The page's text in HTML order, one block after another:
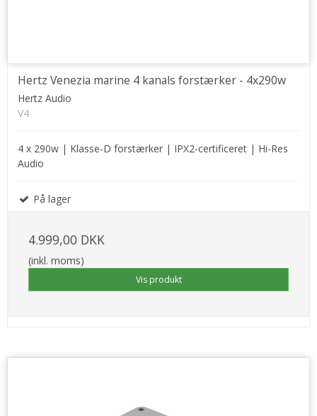
Hertz Venezia marine 4 kanals forstærker - 4x290w
Hertz Audio
V4
4 x 290w | Klasse-D forstærker | IPX2-certificeret | Hi-Res
Audio
På lager
4.999,00 DKK
(inkl. moms)
Vis produkt